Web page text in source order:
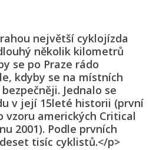
největší cyklojízda
několik kilometrů
se po Praze rádo
kdyby se na místních
Jednalo se
v její 15leté historii (první
vzoru amerických Critical
2001). Podle prvních
tisíc cyklistů.</p>